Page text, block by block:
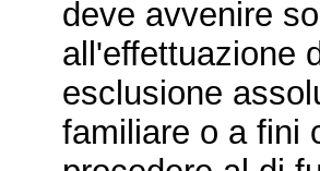
deve avvenire
all'effettuazione
esclusione
familiare o a fini